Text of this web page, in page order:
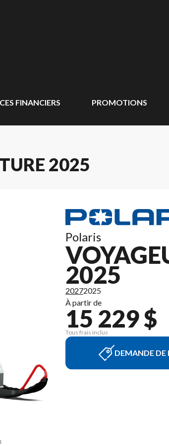
FINANCIERS PROMOTIONS
2025
Polaris
2025
20272025
À partir de
15 229 $
Tous frais inclus
DEMANDE DE